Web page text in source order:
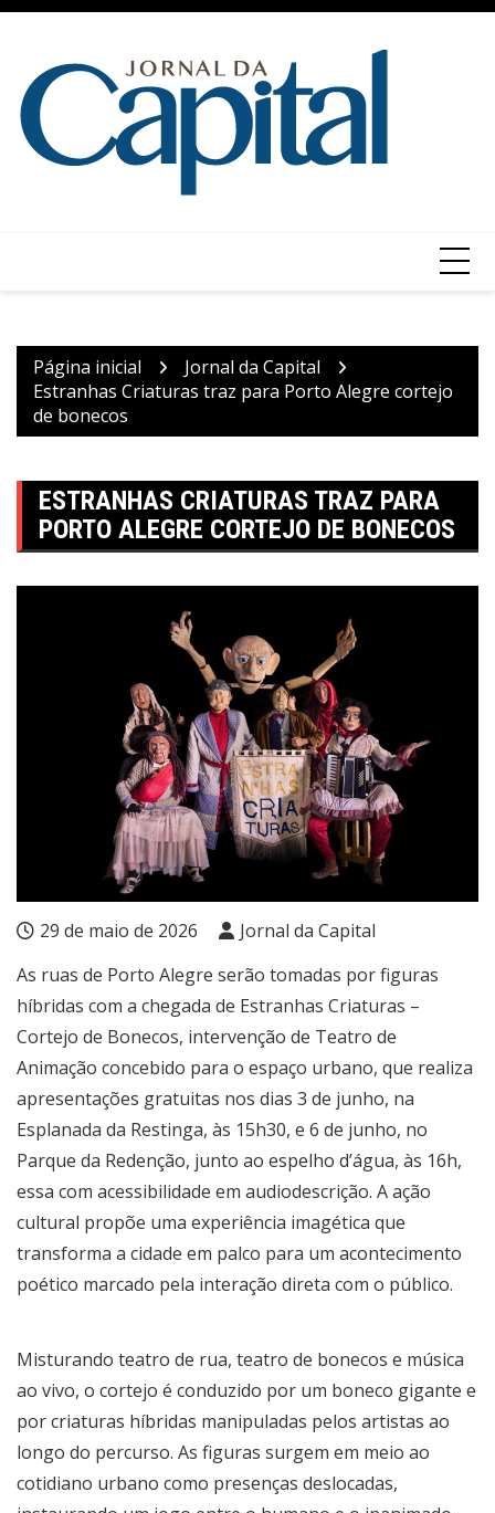
Ir
conteúdo
Página inicial
Jornal da Capital
Estranhas Criaturas traz para Porto Alegre cortejo
de bonecos
ESTRANHAS CRIATURAS TRAZ PARA
PORTO ALEGRE CORTEJO DE BONECOS
29 de maio de 2026
Jornal da Capital
As ruas de Porto Alegre serão tomadas por figuras
híbridas com a chegada de Estranhas Criaturas –
Cortejo de Bonecos, intervenção de Teatro de
Animação concebido para o espaço urbano, que realiza
apresentações gratuitas nos dias 3 de junho, na
Esplanada da Restinga, às 15h30, e 6 de junho, no
Parque da Redenção, junto ao espelho d’água, às 16h,
essa com acessibilidade em audiodescrição. A ação
cultural propõe uma experiência imagética que
transforma a cidade em palco para um acontecimento
poético marcado pela interação direta com o público.
Misturando teatro de rua, teatro de bonecos e música
ao vivo, o cortejo é conduzido por um boneco gigante e
por criaturas híbridas manipuladas pelos artistas ao
longo do percurso. As figuras surgem em meio ao
cotidiano urbano como presenças deslocadas,